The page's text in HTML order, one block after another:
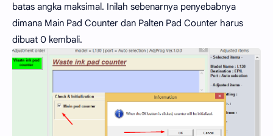
batas angka maksimal. Inilah sebenarnya penyebabnya
dimana Main Pad Counter dan Palten Pad Counter harus
dibuat 0 kembali.